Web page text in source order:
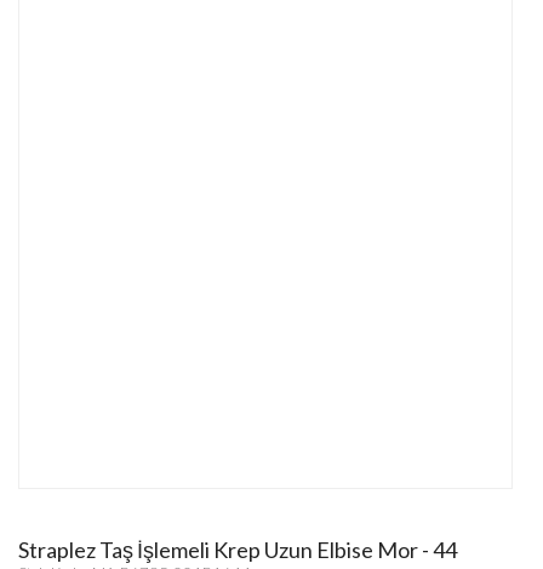
Straplez Taş İşlemeli Krep Uzun Elbise Mor - 44